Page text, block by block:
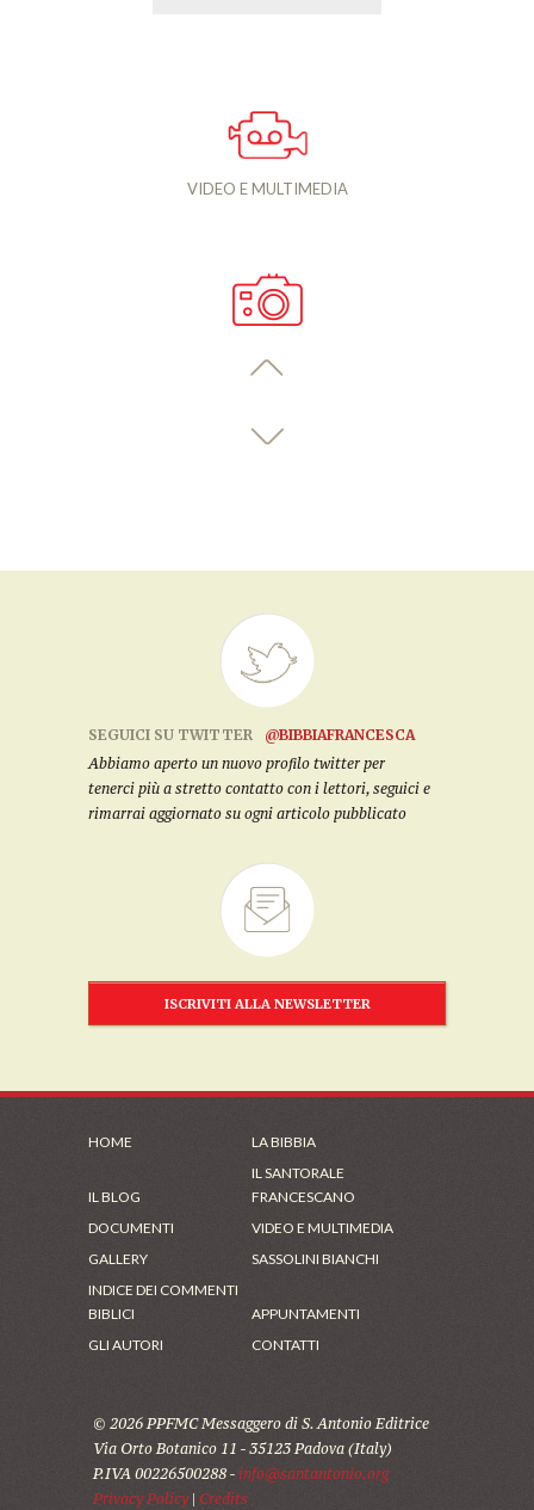
VIDEO E MULTIMEDIA
SEGUICI SU TWITTER
@BIBBIAFRANCESCA
Abbiamo aperto un nuovo profilo twitter per
tenerci più a stretto contatto con i lettori, seguici e
rimarrai aggiornato su ogni articolo pubblicato
ISCRIVITI ALLA NEWSLETTER
HOME LA BIBBIA
IL BLOG
IL SANTORALE
FRANCESCANO
DOCUMENTI
VIDEO E MULTIMEDIA
GALLERY
SASSOLINI BIANCHI
INDICE DEI COMMENTI
BIBLICI
APPUNTAMENTI
GLI AUTORI
CONTATTI
© 2026 PPFMC Messaggero di S. Antonio Editrice
Via Orto Botanico 11 - 35123 Padova (Italy)
P.IVA 00226500288 - info@santantonio.org
Privacy Policy| Credits